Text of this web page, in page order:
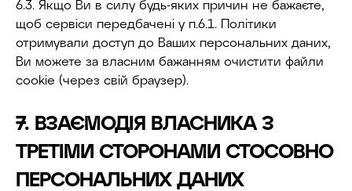
6.3. Якщо Ви в силу будь-яких причин не бажаєте,
щоб сервіси передбачені у п.6.1. Політики
отримували доступ до Ваших персональних даних,
Ви можете за власним бажанням очистити файли
cookie (через свій браузер).
7. ВЗАЄМОДІЯ ВЛАСНИКА З
ТРЕТІМИ СТОРОНАМИ СТОСОВНО
ПЕРСОНАЛЬНИХ ДАНИХ